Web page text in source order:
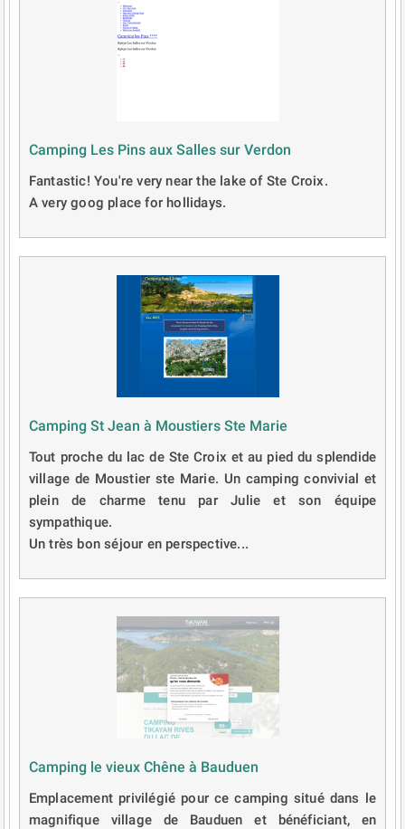
Camping Les Pins aux Salles sur Verdon
Fantastic! You're very near the lake of Ste Croix.
A very goog place for hollidays.
Camping St Jean à Moustiers Ste Marie
Tout proche du lac de Ste Croix et au pied du splendide
village de Moustier ste Marie. Un camping convivial et
plein de charme tenu par Julie et son équipe
sympathique.
Un très bon séjour en perspective...
Camping le vieux Chêne à Bauduen
Emplacement privilégié pour ce camping situé dans le
magnifique village de Bauduen et bénéficiant, en